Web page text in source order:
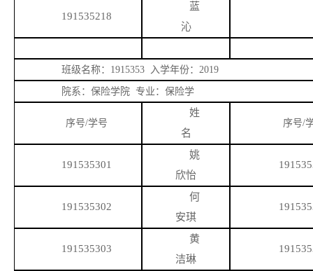
191535218
蓝
沁
班级名称： 1915353 入学年份：2019
院系：保险学院 专业：保险学
序号/学号
姓
名
序号/
191535301
姚
欣怡
191535302
何
安琪
191535303
黄
洁琳